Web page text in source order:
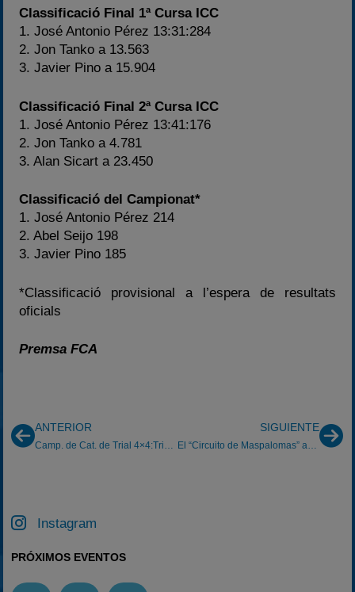
Classificació Final 1ª Cursa ICC
1. José Antonio Pérez 13:31:284
2. Jon Tanko a 13.563
3. Javier Pino a 15.904
Classificació Final 2ª Cursa ICC
1. José Antonio Pérez 13:41:176
2. Jon Tanko a 4.781
3. Alan Sicart a 23.450
Classificació del Campionat*
1. José Antonio Pérez 214
2. Abel Seijo 198
3. Javier Pino 185
*Classificació provisional a l’espera de resultats
oficials
Premsa FCA
ANTERIOR SIGUIENTE
Instagram
PRÓXIMOS EVENTOS